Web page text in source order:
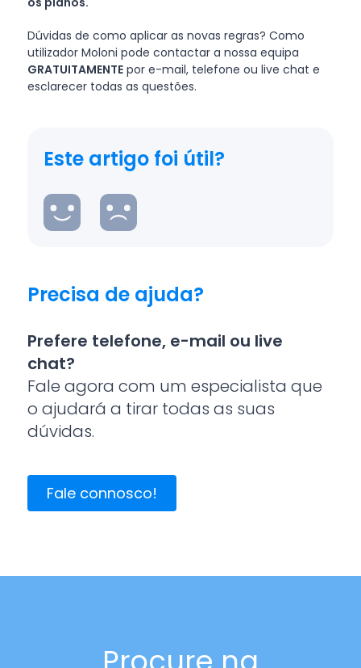
Dúvidas de como aplicar as novas regras? Como
utilizador Moloni pode contactar a nossa equipa
GRATUITAMENTEpor e-mail, telefone ou live chat e
esclarecer todas as questões.
Este artigo foi útil?
Precisa de ajuda?
Prefere telefone, e-mail ou live
chat?
Fale agora com um especialista que
o ajudará a tirar todas as suas
dúvidas.
Fale connosco!